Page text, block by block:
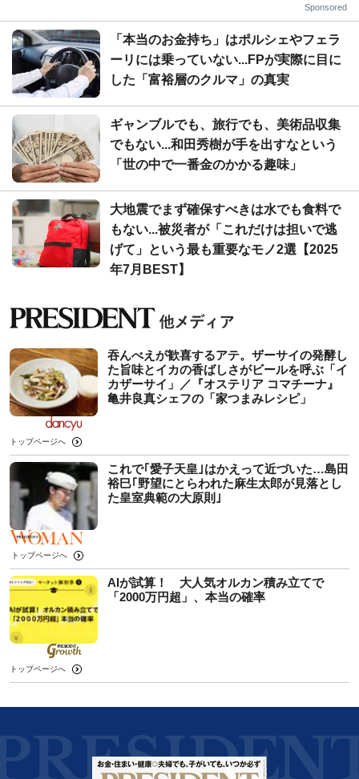
Sponsored
「本当のお金持ち」はポルシェやフェラ
ーリには乗っていない...FPが実際に目に
した「富裕層のクルマ」の真実
ギャンブルでも、旅行でも、美術品収集
でもない...和田秀樹が手を出すなという
「世の中で一番金のかかる趣味」
大地震でまず確保すべきは水でも食料で
もない...被災者が「これだけは担いで逃
げて」という最も重要なモノ2選【2025
年7月BEST】
吞んべえが歓喜するアテ。ザーサイの発酵し
た旨味とイカの香ばしさがビールを呼ぶ「イ
カザーサイ」／『オステリア コマチーナ』
⻲井良真シェフの「家つまみレシピ」
トップページへ
これで｢愛子天皇｣はかえって近づいた…島田
裕巳｢野望にとらわれた麻生太郎が見落とし
た皇室典範の大原則｣
トップページへ
AIが試算！ 大人気オルカン積み立てで
「2000万円超」、本当の確率
トップページへ